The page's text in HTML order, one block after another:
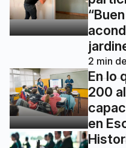
2 min
En lo
200
en